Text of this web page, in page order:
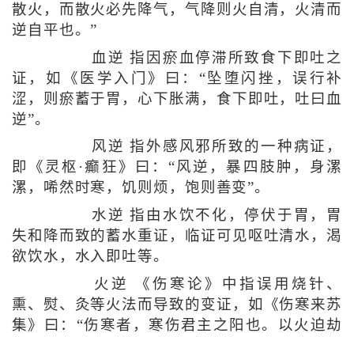
散火，而散火必先降气，气降则火自清，火清而
逆自平也。”
血逆 指因瘀血停滞所致食下即吐之
证，如《医学入门》曰：“坠堕闪挫，误行补
涩，则瘀蓄于胃，心下胀满，食下即吐，吐曰血
逆”。
风逆 指外感风邪所致的一种病证，
即《灵枢·癫狂》曰：“风逆，暴四肢肿，身漯
漯，唏然时寒，饥则烦，饱则善变”。
水逆 指由水饮不化，停伏于胃，胃
失和降而致的蓄水重证，临证可见呕吐清水，渴
欲饮水，水入即吐等。
火逆 《伤寒论》中指误用烧针、
熏、熨、灸等火法而导致的变证，如《伤寒来苏
集》曰：“伤寒者，寒伤君主之阳也。以火迫劫